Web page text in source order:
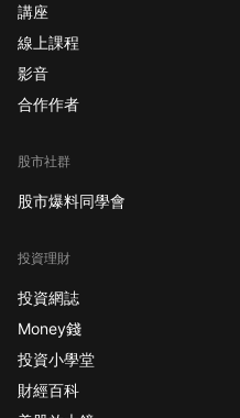
講座
線上課程
影音
合作作者
股市社群
股市爆料同學會
投資理財
投資網誌
Money錢
投資小學堂
財經百科